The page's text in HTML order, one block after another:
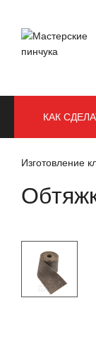
КАК
Изготовление